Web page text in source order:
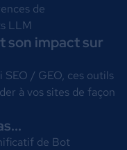
de
LLM
son impact sur
SEO / GEO, ces outils
à vos sites de façon
de Bot